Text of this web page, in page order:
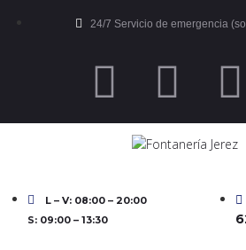
24/7 Servicio de emergencia
L – V: 08:00 – 20:00
S: 09:00 – 13:30